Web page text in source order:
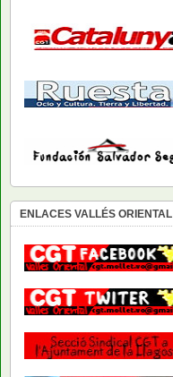
ENLACES VALLÉS ORIENTAL